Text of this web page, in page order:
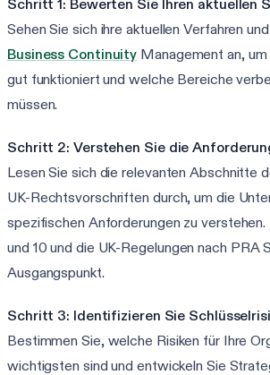
Schritt 1: Bewerten Sie Ihren aktuellen
Sehen Sie sich ihre aktuellen Verfahren
Business Continuity Management an,
gut funktioniert und welche Bereiche
müssen.
Schritt 2: Verstehen Sie die
Lesen Sie sich die relevanten Abschnitte
UK-Rechtsvorschriften durch, um die
spezifischen Anforderungen zu
und 10 und die UK-Regelungen nach PRA
Ausgangspunkt.
Schritt 3: Identifizieren Sie
Bestimmen Sie, welche Risiken für Ihre
wichtigsten sind und entwickeln Sie